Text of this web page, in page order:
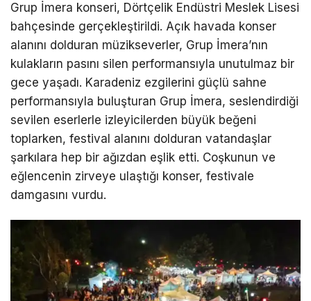
Grup İmera konseri, Dörtçelik Endüstri Meslek Lisesi
bahçesinde gerçekleştirildi. Açık havada konser
alanını dolduran müzikseverler, Grup İmera’nın
kulakların pasını silen performansıyla unutulmaz bir
gece yaşadı. Karadeniz ezgilerini güçlü sahne
performansıyla buluşturan Grup İmera, seslendirdiği
sevilen eserlerle izleyicilerden büyük beğeni
toplarken, festival alanını dolduran vatandaşlar
şarkılara hep bir ağızdan eşlik etti. Coşkunun ve
eğlencenin zirveye ulaştığı konser, festivale
damgasını vurdu.